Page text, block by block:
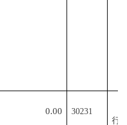
0.00 30231
行